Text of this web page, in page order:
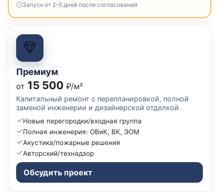
Запуск от 2–5 дней после согласований
Премиум
от 15 500 ₽/м²
Капитальный ремонт с перепланировкой, полной
заменой инженерии и дизайнерской отделкой.
Новые перегородки/входная группа
Полная инженерия: ОВиК, ВК, ЭОМ
Акустика/пожарные решения
Авторский/технадзор
Обсудить проект